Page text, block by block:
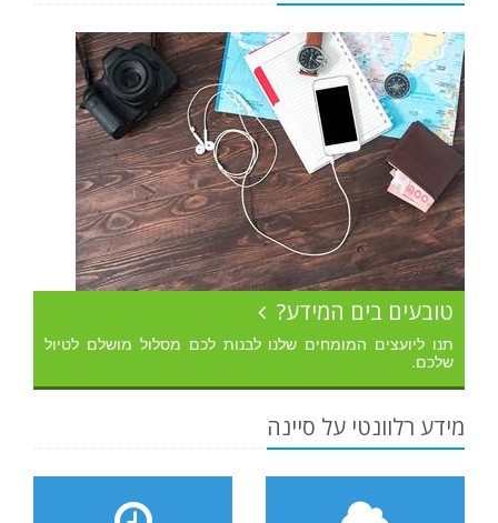
טובעים בים המידע?
תנו ליועצים המומחים שלנו לבנות לכם מסלול מושלם לטיול
שלכם.
מידע רלוונטי על סיינה